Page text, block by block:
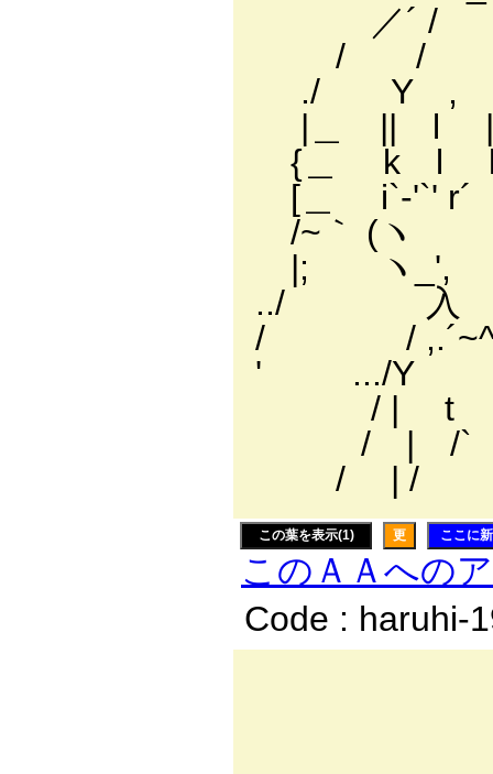
／
/
./ Y ,
|＿ || l
{＿ k l
[＿ i`-
/~｀ (
|; ヽ
../
/ /
' .../Y
/ |
/ | /`
/ | /
この葉を表示(1) 更 ここに
このＡＡへの
Code : haruhi-